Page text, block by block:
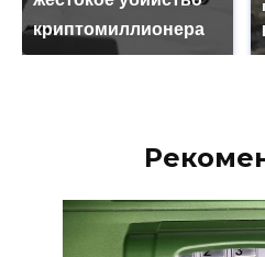
криптомиллионера